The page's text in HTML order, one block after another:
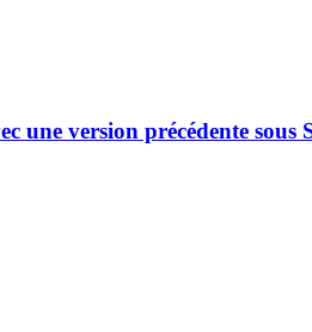
une version précédente sous